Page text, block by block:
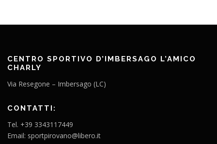
CENTRO SPORTIVO D’IMBERSAGO L’AMICO
CHARLY
Via Resegone – Imbersago (LC)
CONTATTI:
Tel. +39 3343117449
Email: sportpirovano@libero.it